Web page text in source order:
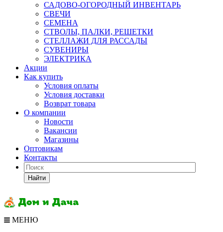
САДОВО-ОГОРОДНЫЙ ИНВЕНТАРЬ
СВЕЧИ
СЕМЕНА
СТВОЛЫ, ПАЛКИ, РЕШЕТКИ
СТЕЛЛАЖИ ДЛЯ РАССАДЫ
СУВЕНИРЫ
ЭЛЕКТРИКА
Акции
Как купить
Условия оплаты
Условия доставки
Возврат товара
О компании
Новости
Вакансии
Магазины
Оптовикам
Контакты
Найти
МЕНЮ